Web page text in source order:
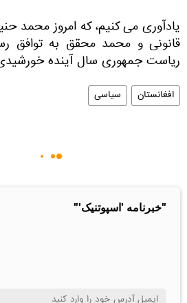
یادآوری می کنیم، که امروز محمد
قانونی و محمد محقق به توافق
ریاست جمهوری سال آینده
افغانستان سیاسی
"خبرنامه 'اسپوتنیک'"